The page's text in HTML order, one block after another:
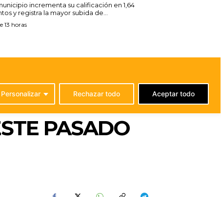
incrementa su calificación en 1,64
y registra la mayor subida de...
13 horas